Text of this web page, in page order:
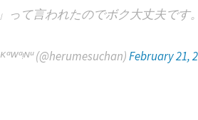
って言われたのでボク大丈夫です。
(@herumesuchan)February 21,